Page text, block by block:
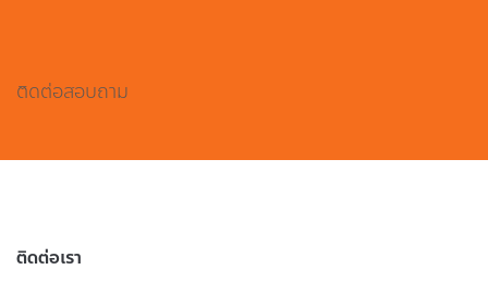
ติดต่อสอบถาม
ติดต่อเรา